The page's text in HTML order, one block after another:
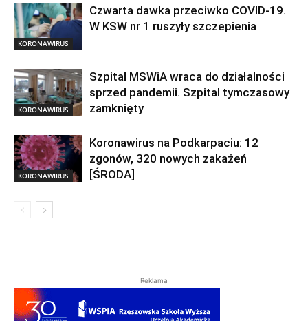
KORONAWIRUS
Czwarta dawka przeciwko COVID-19.
W KSW nr 1 ruszyły szczepienia
KORONAWIRUS
Szpital MSWiA wraca do działalności
sprzed pandemii. Szpital tymczasowy
zamknięty
KORONAWIRUS
Koronawirus na Podkarpaciu: 12
zgonów, 320 nowych zakażeń
[ŚRODA]
Reklama